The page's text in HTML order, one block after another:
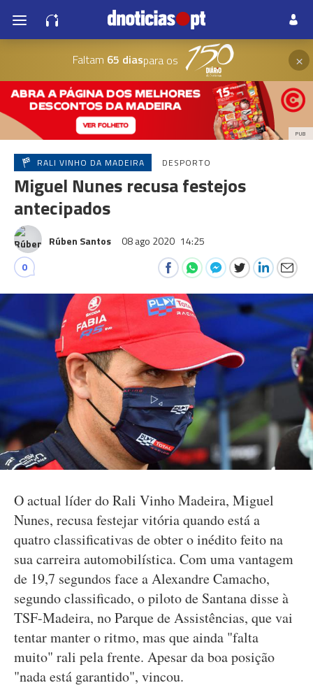
Faltam 65 diaspara os ×
PUB
RALI VINHO DA MADEIRA DESPORTO
Miguel Nunes recusa festejos
antecipados
Rúben Santos 08 ago 2020 14:25
0
O actual líder do Rali Vinho Madeira, Miguel
Nunes, recusa festejar vitória quando está a
quatro classificativas de obter o inédito feito na
sua carreira automobilística. Com uma vantagem
de 19,7 segundos face a Alexandre Camacho,
segundo classificado, o piloto de Santana disse à
TSF-Madeira, no Parque de Assistências, que vai
tentar manter o ritmo, mas que ainda "falta
muito" rali pela frente. Apesar da boa posição
"nada está garantido", vincou.